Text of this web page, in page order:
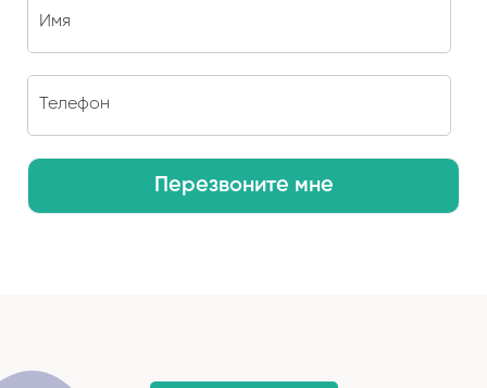
Перезвоните мне